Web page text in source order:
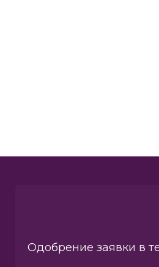
Одобрение заявки в